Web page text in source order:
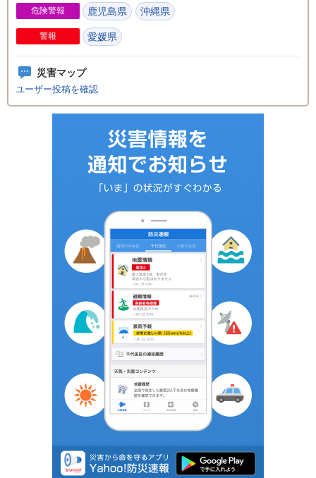
危険警報 鹿児島県 沖縄県
警報 愛媛県
災害マップ
ユーザー投稿を確認